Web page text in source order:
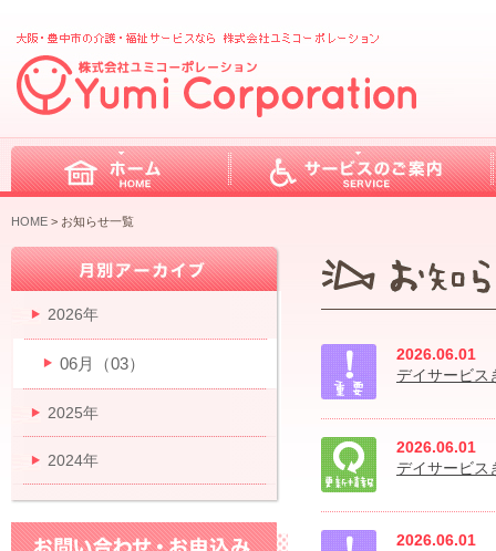
HOME > お知らせ一覧
2026.06.01
デイサービス
2026.06.01
デイサービス
2026.06.01
2026年
06月（03）
2025年
2024年